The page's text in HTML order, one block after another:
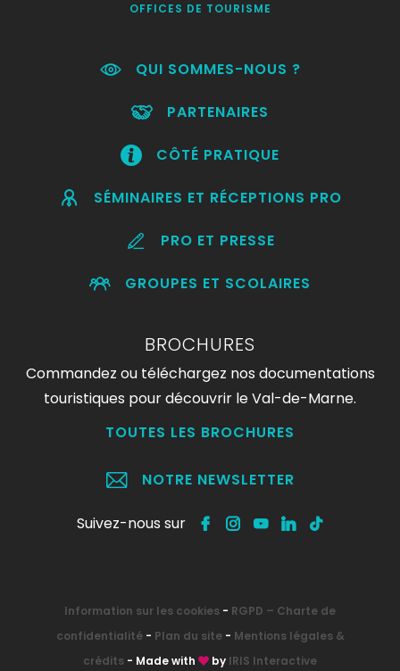
OFFICES DE TOURISME
QUI SOMMES-NOUS ?
PARTENAIRES
CÔTÉ PRATIQUE
SÉMINAIRES ET RÉCEPTIONS PRO
PRO ET PRESSE
GROUPES ET SCOLAIRES
BROCHURES
Commandez ou téléchargez nos documentations
touristiques pour découvrir le Val-de-Marne.
TOUTES LES BROCHURES
NOTRE NEWSLETTER
Suivez-nous sur
Information sur les cookies - RGPD – Charte de
confidentialité- Plan du site- Mentions légales &
crédits - Made with by IRIS Interactive